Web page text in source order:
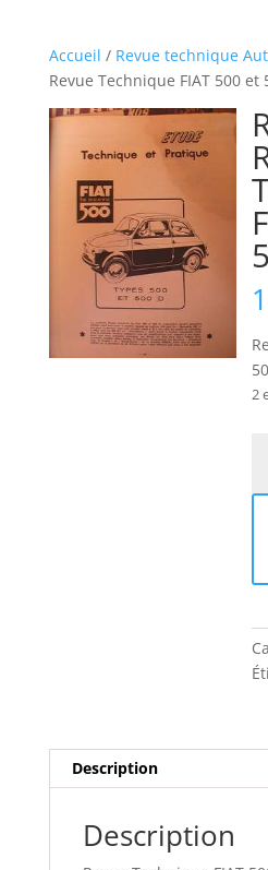
Accueil / Revue technique
Revue Technique FIAT 500 et
2
D
Description
Description